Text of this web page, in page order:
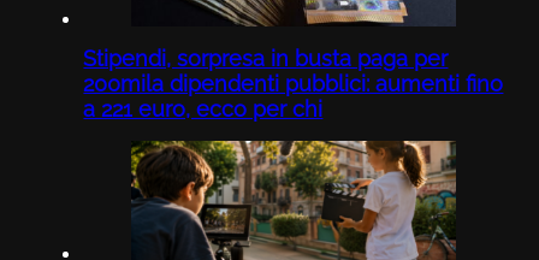
Stipendi, sorpresa in busta paga per
200mila dipendenti pubblici: aumenti fino
a 221 euro, ecco per chi